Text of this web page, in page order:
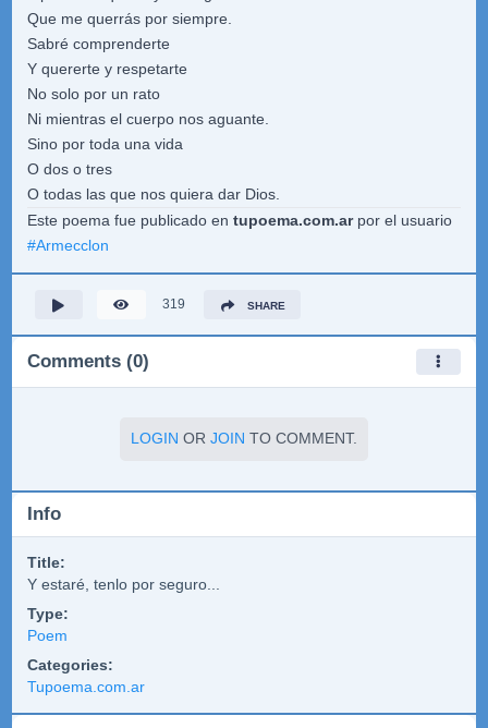
Que me querrás por siempre.
Sabré comprenderte
Y quererte y respetarte
No solo por un rato
Ni mientras el cuerpo nos aguante.
Sino por toda una vida
O dos o tres
O todas las que nos quiera dar Dios.
Este poema fue publicado en tupoema.com.arpor el usuario
#Armecclon
319 SHARE
Comments (0)
LOGIN OR JOIN TO COMMENT.
Info
Title:
Y estaré, tenlo por seguro...
Type:
Poem
Categories:
Tupoema.com.ar